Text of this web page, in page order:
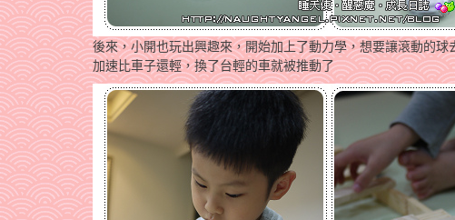
後來，小開也玩出興趣來，開始加上了動力學，想要讓滾動的
加速比車子還輕，換了台輕的車就被推動了